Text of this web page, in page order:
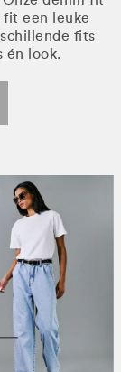
een leuke
fits
én look.